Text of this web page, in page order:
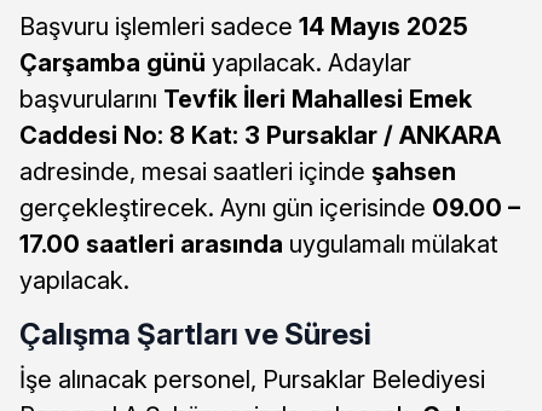
Başvuru işlemleri sadece 14 Mayıs 2025
Çarşamba günü yapılacak. Adaylar
başvurularını Tevfik İleri Mahallesi Emek
Caddesi No: 8 Kat: 3 Pursaklar / ANKARA
adresinde, mesai saatleri içinde şahsen
gerçekleştirecek. Aynı gün içerisinde 09.00 –
17.00 saatleri arasında uygulamalı mülakat
yapılacak.
Çalışma Şartları ve Süresi
İşe alınacak personel, Pursaklar Belediyesi